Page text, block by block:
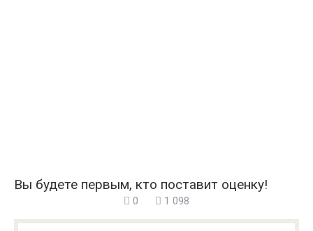
Вы будете первым, кто поставит оценку!
0 1 098